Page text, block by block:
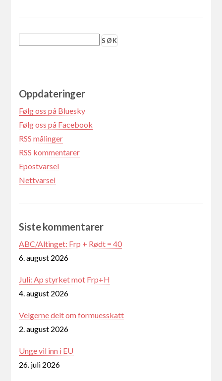
Oppdateringer
Følg oss på Bluesky
Følg oss på Facebook
RSS målinger
RSS kommentarer
Epostvarsel
Nettvarsel
Siste kommentarer
ABC/Altinget: Frp + Rødt = 40
6. august 2026
Juli: Ap styrket mot Frp+H
4. august 2026
Velgerne delt om formuesskatt
2. august 2026
Unge vil inn i EU
26. juli 2026